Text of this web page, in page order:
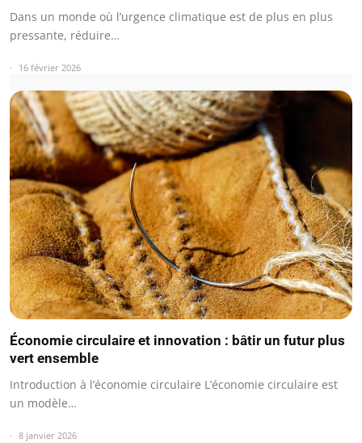
Dans un monde où l’urgence climatique est de plus en plus
pressante, réduire…
16 février 2026
Économie circulaire et innovation : bâtir un futur plus
vert ensemble
Introduction à l’économie circulaire L’économie circulaire est
un modèle…
8 janvier 2026